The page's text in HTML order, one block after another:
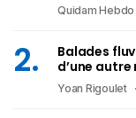
Quidam Hebdo
Balades
d’une autre
Yoan Rigoulet